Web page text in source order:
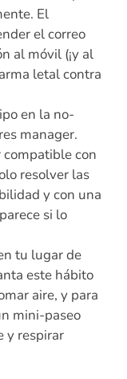
El
el correo
al móvil (¡y al
letal contra
en la no-
manager.
compatible con
resolver las
y con una
si lo
tu lugar de
este hábito
aire, y para
mini-paseo
y respirar